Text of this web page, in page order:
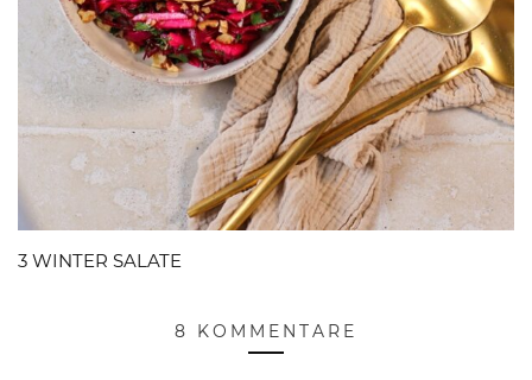
3 WINTER SALATE
8 KOMMENTARE